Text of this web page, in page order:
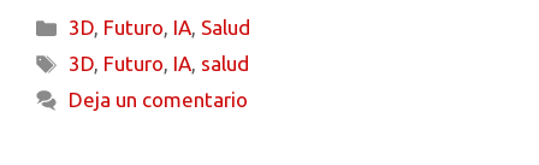
3D, Futuro, IA, Salud
3D, Futuro, IA, salud
Deja un comentario